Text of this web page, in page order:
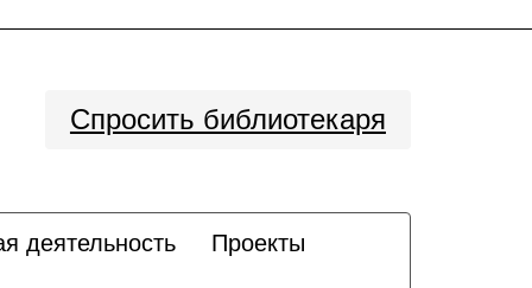
Спросить библиотекаря
деятельность Проекты